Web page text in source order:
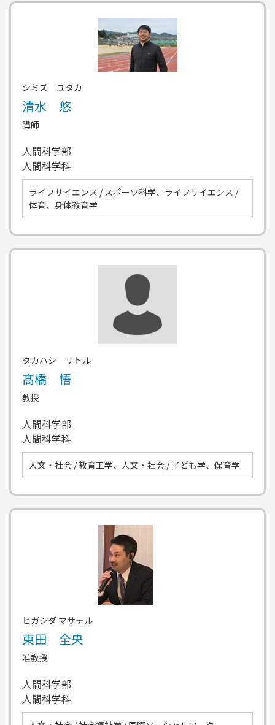
シミズ ユタカ
清水 悠
講師
人間科学部
人間科学科
ライフサイエンス / スポーツ科学、ライフサイエンス /
体育、身体教育学
タカハシ サトル
髙橋 悟
教授
人間科学部
人間科学科
人文・社会 / 教育工学、人文・社会 / 子ども学、保育学
ヒガシダ マサテル
東田 全央
准教授
人間科学部
人間科学科